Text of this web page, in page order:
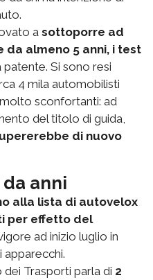
a sottoporre ad
almeno 5 anni, i test
patente. Si sono resi
4 mila automobilisti
sconfortanti: ad
del titolo di guida,
di nuovo
anni
alla lista di autovelox
per effetto del
ad inizio luglio in
dei Trasporti parla di 2